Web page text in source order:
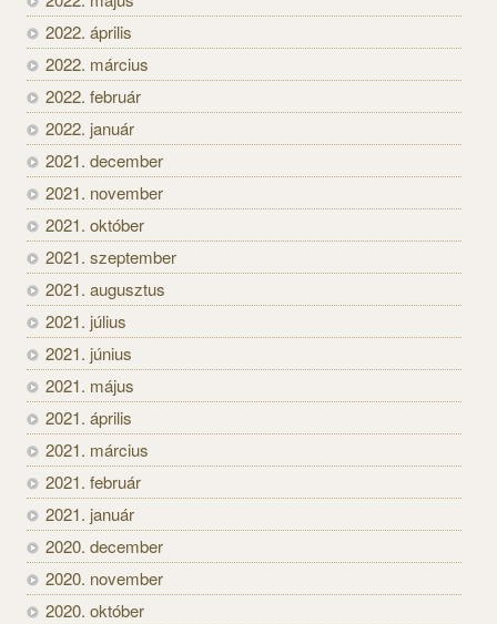
2022. április
2022. március
2022. február
2022. január
2021. december
2021. november
2021. október
2021. szeptember
2021. augusztus
2021. július
2021. június
2021. május
2021. április
2021. március
2021. február
2021. január
2020. december
2020. november
2020. október